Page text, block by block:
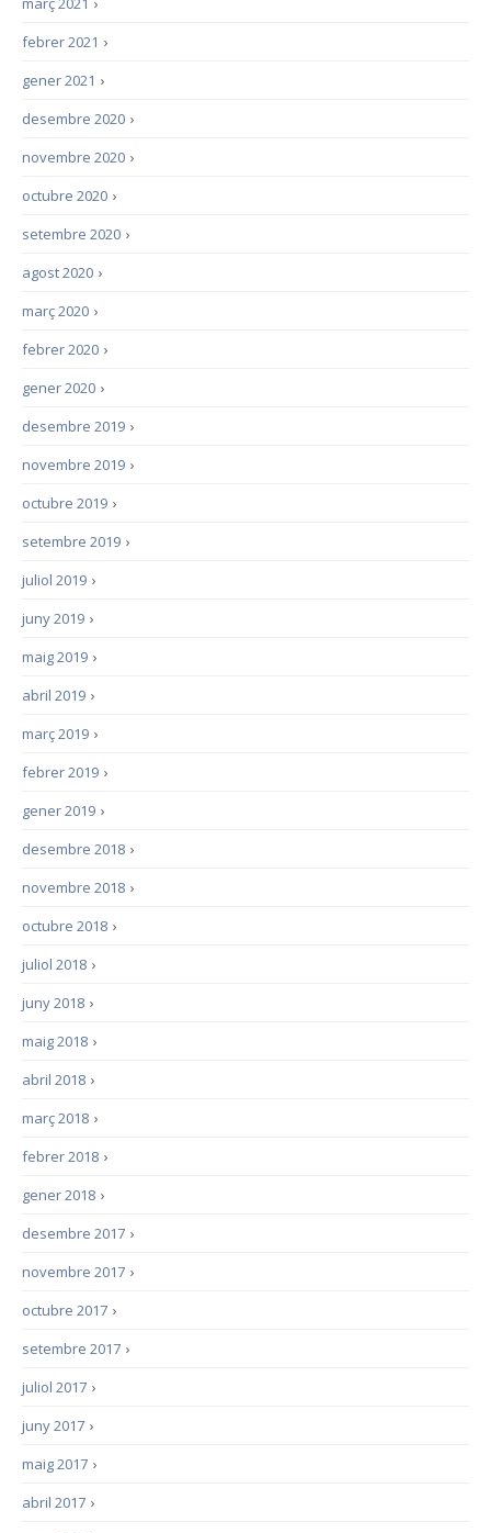
›
febrer 2021
›
gener 2021
›
desembre 2020
›
novembre 2020
›
octubre 2020
›
setembre 2020
›
agost 2020
›
març 2020
›
febrer 2020
›
gener 2020
›
desembre 2019
›
novembre 2019
›
octubre 2019
›
setembre 2019
›
juliol 2019
›
juny 2019
›
maig 2019
›
abril 2019
›
març 2019
›
febrer 2019
›
gener 2019
›
desembre 2018
›
novembre 2018
›
octubre 2018
›
juliol 2018
›
juny 2018
›
maig 2018
›
abril 2018
›
març 2018
›
febrer 2018
›
gener 2018
›
desembre 2017
›
novembre 2017
›
octubre 2017
›
setembre 2017
›
juliol 2017
›
juny 2017
›
maig 2017
›
abril 2017